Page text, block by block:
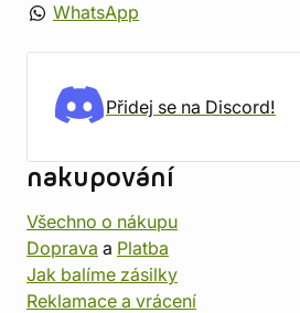
WhatsApp
Přidej se na Discord!
nakupování
Všechno o nákupu
Doprava a Platba
Jak balíme zásilky
Reklamace a vrácení